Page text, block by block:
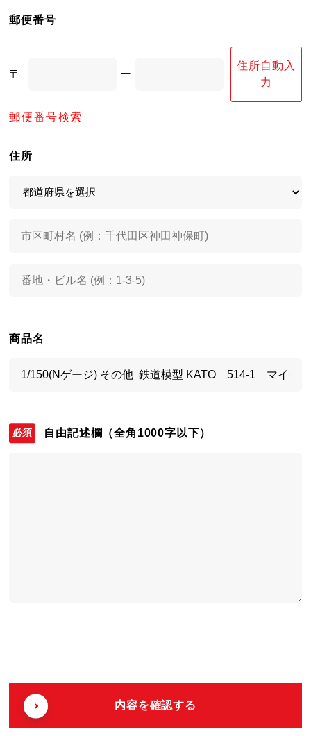
郵便番号
〒 ー
住所自動入
力
郵便番号検索
住所
商品名
自由記述欄 （全角1000字以下）